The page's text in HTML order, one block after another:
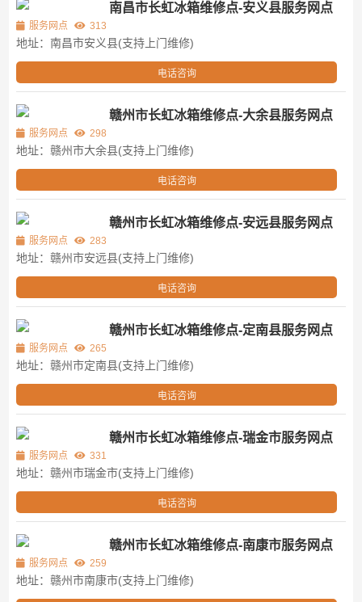
南昌市长虹冰箱维修点-安义县服务网点
服务网点 313
地址：南昌市安义县(支持上门维修)
电话咨询
赣州市长虹冰箱维修点-大余县服务网点
服务网点 298
地址：赣州市大余县(支持上门维修)
电话咨询
赣州市长虹冰箱维修点-安远县服务网点
服务网点 283
地址：赣州市安远县(支持上门维修)
电话咨询
赣州市长虹冰箱维修点-定南县服务网点
服务网点 265
地址：赣州市定南县(支持上门维修)
电话咨询
赣州市长虹冰箱维修点-瑞金市服务网点
服务网点 331
地址：赣州市瑞金市(支持上门维修)
电话咨询
赣州市长虹冰箱维修点-南康市服务网点
服务网点 259
地址：赣州市南康市(支持上门维修)